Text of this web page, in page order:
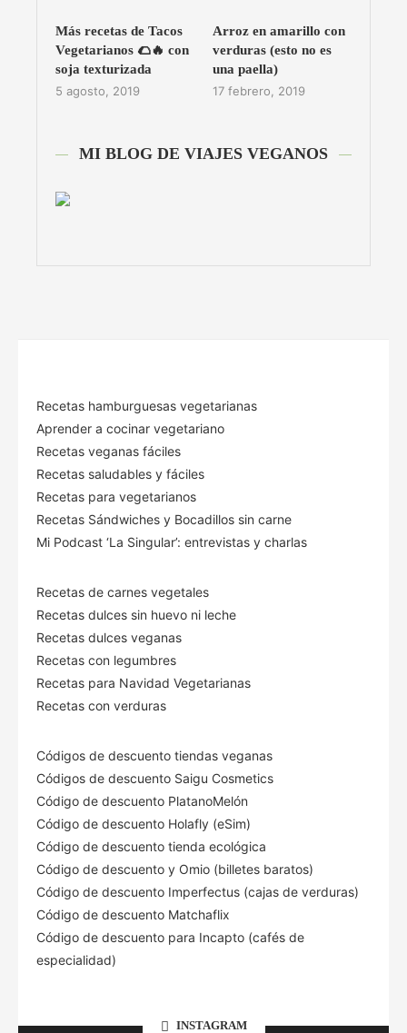
Más recetas de Tacos
Vegetarianos 🌮🔥 con
soja texturizada
5 agosto, 2019
Arroz en amarillo con
verduras (esto no es
una paella)
17 febrero, 2019
MI BLOG DE VIAJES VEGANOS
Recetas hamburguesas vegetarianas
Aprender a cocinar vegetariano
Recetas veganas fáciles
Recetas saludables y fáciles
Recetas para vegetarianos
Recetas Sándwiches y Bocadillos sin carne
Mi Podcast ‘La Singular’: entrevistas y charlas
Recetas de carnes vegetales
Recetas dulces sin huevo ni leche
Recetas dulces veganas
Recetas con legumbres
Recetas para Navidad Vegetarianas
Recetas con verduras
Códigos de descuento tiendas veganas
Códigos de descuento Saigu Cosmetics
Código de descuento PlatanoMelón
Código de descuento Holafly (eSim)
Código de descuento tienda ecológica
Código de descuento y Omio (billetes baratos)
Código de descuento Imperfectus (cajas de verduras)
Código de descuento Matchaflix
Código de descuento para Incapto (cafés de
especialidad)
INSTAGRAM